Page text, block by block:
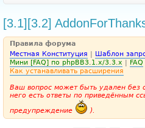
[3.1][3.2]
Правила форума
Местная Конституция | Шаблон
Мини [FAQ] по phpBB3.1.x/3.3.x | FAQ
Как устанавливать расширения
Ваш вопрос может быть удален без
него есть ответы по приведённым
предупреждение
).